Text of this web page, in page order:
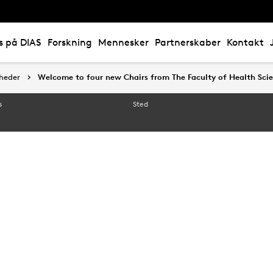
på DIAS Forskning Mennesker Partnerskaber Kontakt
Welcome to four new Chairs from The Faculty of Health
Sted
Welcome to four new Chairs from The Faculty of Health